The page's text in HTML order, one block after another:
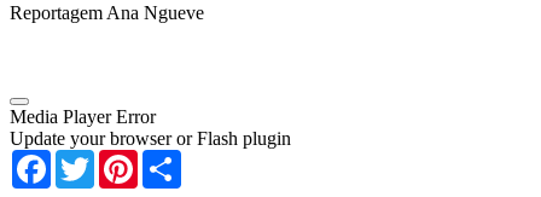
Reportagem Ana Ngueve
Media Player Error
Update your browser or Flash plugin
Facebook
TwitterPinterest